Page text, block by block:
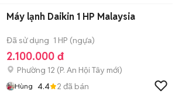
Máy lạnh Daikin 1 HP Malaysia
Đã sử dụng 1 HP (ngựa)
2.100.000 đ
Phường 12 (P. An Hội Tây mới)
Hùng 4.4 2 đã bán